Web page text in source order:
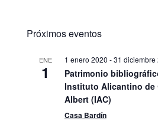
Próximos eventos
ENE
1
1 enero 2020 -31 diciembre
Patrimonio
Instituto Alicantino de
Albert (IAC)
Casa Bardín